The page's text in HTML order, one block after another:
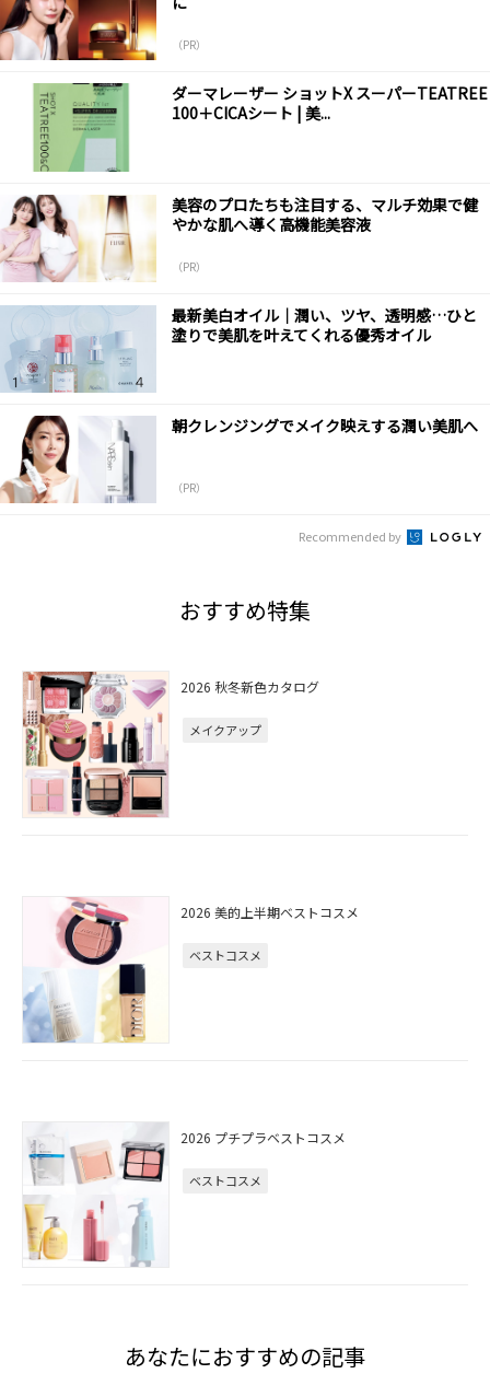
（PR）
ダーマレーザー ショットX スーパーTEATREE
100＋CICAシート | 美...
美容のプロたちも注目する、マルチ効果で健
やかな肌へ導く高機能美容液
（PR）
最新美白オイル｜潤い、ツヤ、透明感…ひと
塗りで美肌を叶えてくれる優秀オイル
朝クレンジングでメイク映えする潤い美肌へ
（PR）
Recommended by
おすすめ特集
2026 秋冬新色カタログ
メイクアップ
2026 美的上半期ベストコスメ
ベストコスメ
2026 プチプラベストコスメ
ベストコスメ
あなたにおすすめの記事